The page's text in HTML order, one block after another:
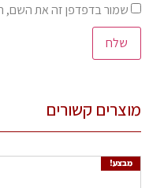
שמור בדפדפן זה את השם,
קשורים
מבצע!